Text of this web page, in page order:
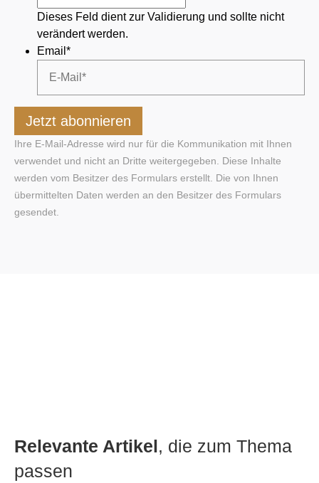
Dieses Feld dient zur Validierung und sollte nicht
verändert werden.
Email *
Ihre E-Mail-Adresse wird nur für die Kommunikation mit Ihnen
verwendet und nicht an Dritte weitergegeben. Diese Inhalte
werden vom Besitzer des Formulars erstellt. Die von Ihnen
übermittelten Daten werden an den Besitzer des Formulars
gesendet.
Relevante Artikel, die zum Thema
passen